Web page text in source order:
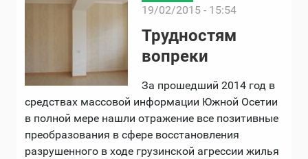
19/02/2015 - 15:54
Трудностям
вопреки
За прошедший 2014 год в
средствах массовой информации Южной Осетии
в полной мере нашли отражение все позитивные
преобразования в сфере восстановления
разрушенного в ходе грузинской агрессии жилья